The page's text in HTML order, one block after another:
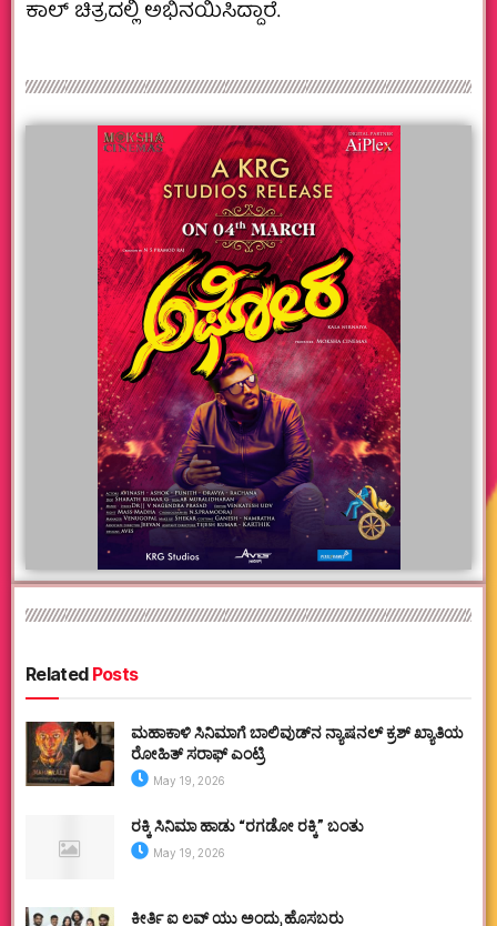
ಕಾಲ್ ಚಿತ್ರದಲ್ಲಿ ಅಭಿನಯಿಸಿದ್ದಾರೆ.
RelatedPosts
ಮಹಾಕಾಳಿ ಸಿನಿಮಾಗೆ ಬಾಲಿವುಡ್‌ನ ನ್ಯಾಷನಲ್ ಕ್ರಶ್ ಖ್ಯಾತಿಯ
ರೋಹಿತ್ ಸರಾಫ್ ಎಂಟ್ರಿ
May 19, 2026
ರಕ್ಕಿ ಸಿನಿಮಾ ಹಾಡು “ರಗಡೋ ರಕ್ಕಿ” ಬಂತು
May 19, 2026
ಕೀರ್ತಿ ಐ ಲವ್ ಯು ಅಂದ್ರು ಹೊಸಬರು